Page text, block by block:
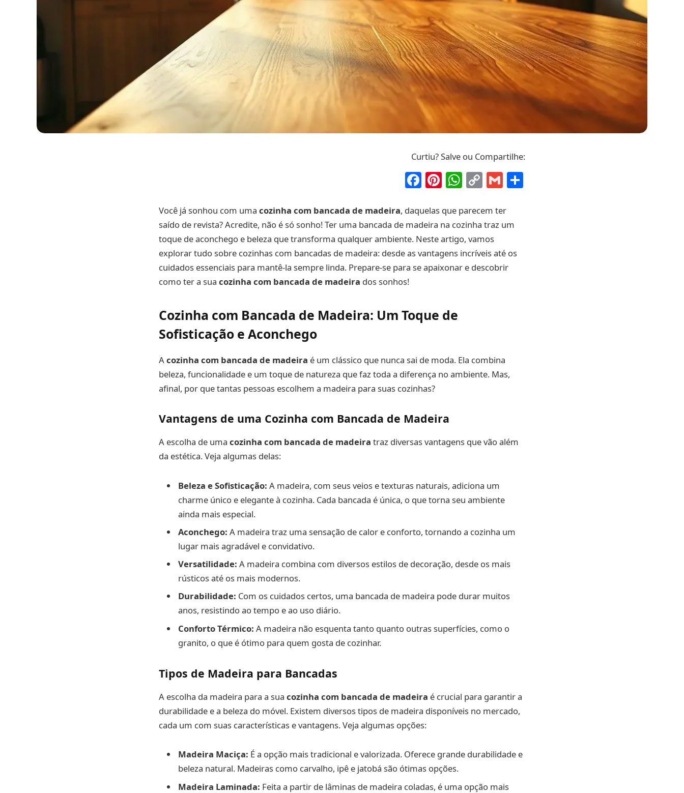
Curtiu? Salve ou Compartilhe:
Facebook
Pinterest
WhatsApp
CopyGmail
Você já sonhou com uma cozinha com bancada de madeira, daquelas que parecem ter
saído de revista? Acredite, não é só sonho! Ter uma bancada de madeira na cozinha traz um
toque de aconchego e beleza que transforma qualquer ambiente. Neste artigo, vamos
explorar tudo sobre cozinhas com bancadas de madeira: desde as vantagens incríveis até os
cuidados essenciais para mantê-la sempre linda. Prepare-se para se apaixonar e descobrir
como ter a sua cozinha com bancada de madeira dos sonhos!
Cozinha com Bancada de Madeira: Um Toque de
Sofisticação e Aconchego
Acozinha com bancada de madeira é um clássico que nunca sai de moda. Ela combina
beleza, funcionalidade e um toque de natureza que faz toda a diferença no ambiente. Mas,
afinal, por que tantas pessoas escolhem a madeira para suas cozinhas?
Vantagens de uma Cozinha com Bancada de Madeira
A escolha de uma cozinha com bancada de madeira traz diversas vantagens que vão além
da estética. Veja algumas delas:
Beleza e Sofisticação: A madeira, com seus veios e texturas naturais, adiciona um
charme único e elegante à cozinha. Cada bancada é única, o que torna seu ambiente
ainda mais especial.
Aconchego: A madeira traz uma sensação de calor e conforto, tornando a cozinha um
lugar mais agradável e convidativo.
Versatilidade: A madeira combina com diversos estilos de decoração, desde os mais
rústicos até os mais modernos.
Durabilidade: Com os cuidados certos, uma bancada de madeira pode durar muitos
anos, resistindo ao tempo e ao uso diário.
Conforto Térmico: A madeira não esquenta tanto quanto outras superfícies, como o
granito, o que é ótimo para quem gosta de cozinhar.
Tipos de Madeira para Bancadas
A escolha da madeira para a sua cozinha com bancada de madeira é crucial para garantir a
durabilidade e a beleza do móvel. Existem diversos tipos de madeira disponíveis no mercado,
cada um com suas características e vantagens. Veja algumas opções:
Madeira Maciça: É a opção mais tradicional e valorizada. Oferece grande durabilidade e
beleza natural. Madeiras como carvalho, ipê e jatobá são ótimas opções.
Madeira Laminada: Feita a partir de lâminas de madeira coladas, é uma opção mais